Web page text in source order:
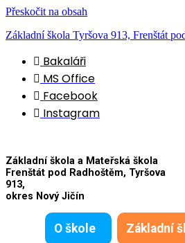
Přeskočit na obsah
Základní škola Tyršova 913, Frenštát
Bakaláři
MS Office
Facebook
Instagram
Základní škola a Mateřská škola
Frenštát pod Radhoštěm, Tyršova
913,
okres Nový Jičín
O škole Základní